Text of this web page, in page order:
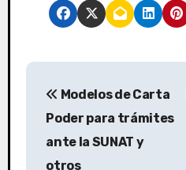
Modelos de Carta
Poder para trámites
ante la SUNAT y
otros